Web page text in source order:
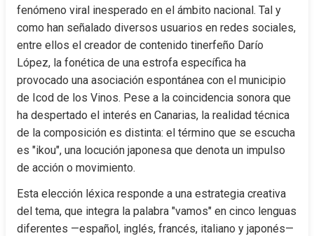
fenómeno viral inesperado en el ámbito nacional. Tal y
como han señalado diversos usuarios en redes sociales,
entre ellos el creador de contenido tinerfeño Darío
López, la fonética de una estrofa específica ha
provocado una asociación espontánea con el municipio
de Icod de los Vinos. Pese a la coincidencia sonora que
ha despertado el interés en Canarias, la realidad técnica
de la composición es distinta: el término que se escucha
es "ikou", una locución japonesa que denota un impulso
de acción o movimiento.
Esta elección léxica responde a una estrategia creativa
del tema, que integra la palabra "vamos" en cinco lenguas
diferentes —español, inglés, francés, italiano y japonés—